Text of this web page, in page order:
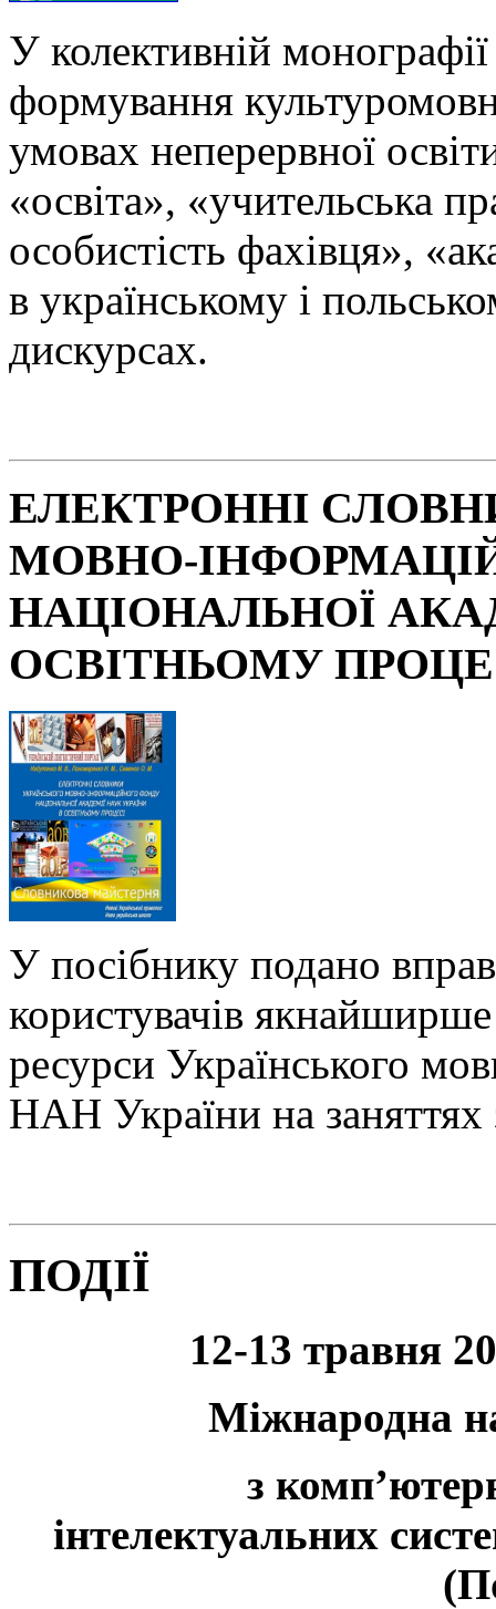
У колективній
формування
умовах неперервної
«освіта», «учительська
особистість фахівця»,
в українському і
дискурсах.
ЕЛЕКТРОННІ
МОВНО-
НАЦІОНАЛЬНОЇ
ОСВІТНЬОМУ
У посібнику подано
користувачів
ресурси Українського
НАН України на заняттях
ПОДІЇ
12-13 травня
Міжнародна
з
інтелектуальних